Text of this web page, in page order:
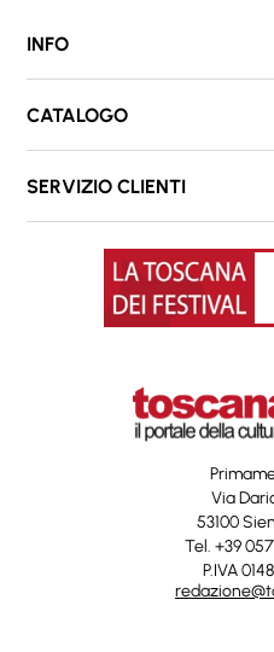
INFO
CATALOGO
SERVIZIO CLIENTI
Via
53100
Tel. +39
P.IVA